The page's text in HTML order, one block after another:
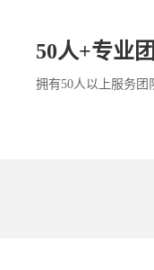
50人+专业
拥有50人以上服务团